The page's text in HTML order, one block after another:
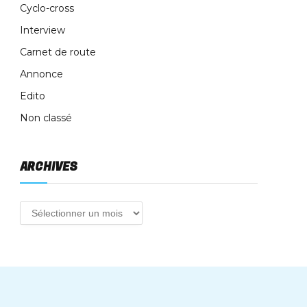
Cyclo-cross
Interview
Carnet de route
Annonce
Edito
Non classé
ARCHIVES